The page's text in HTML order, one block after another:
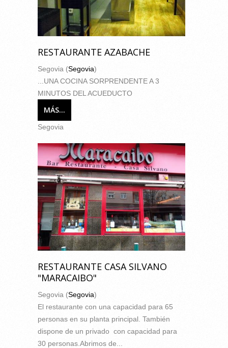
RESTAURANTE AZABACHE
Segovia (Segovia)
...UNA COCINA SORPRENDENTE A 3
MINUTOS DEL ACUEDUCTO
MÁS...
Segovia
RESTAURANTE CASA SILVANO
"MARACAIBO"
Segovia (Segovia)
El restaurante con una capacidad para 65
personas en su planta principal. También
dispone de un privado con capacidad para
30 personas.Abrimos de...